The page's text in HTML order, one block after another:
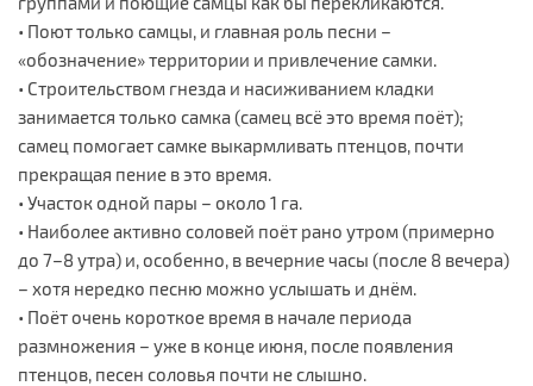
• Поют только самцы, и главная роль песни –
«обозначение» территории и привлечение самки.
• Строительством гнезда и насиживанием кладки
занимается только самка (самец всё это время поёт);
самец помогает самке выкармливать птенцов, почти
прекращая пение в это время.
• Участок одной пары – около 1 га.
• Наиболее активно соловей поёт рано утром (примерно
до 7–8 утра) и, особенно, в вечерние часы (после 8 вечера)
– хотя нередко песню можно услышать и днём.
• Поёт очень короткое время в начале периода
размножения – уже в конце июня, после появления
птенцов, песен соловья почти не слышно.